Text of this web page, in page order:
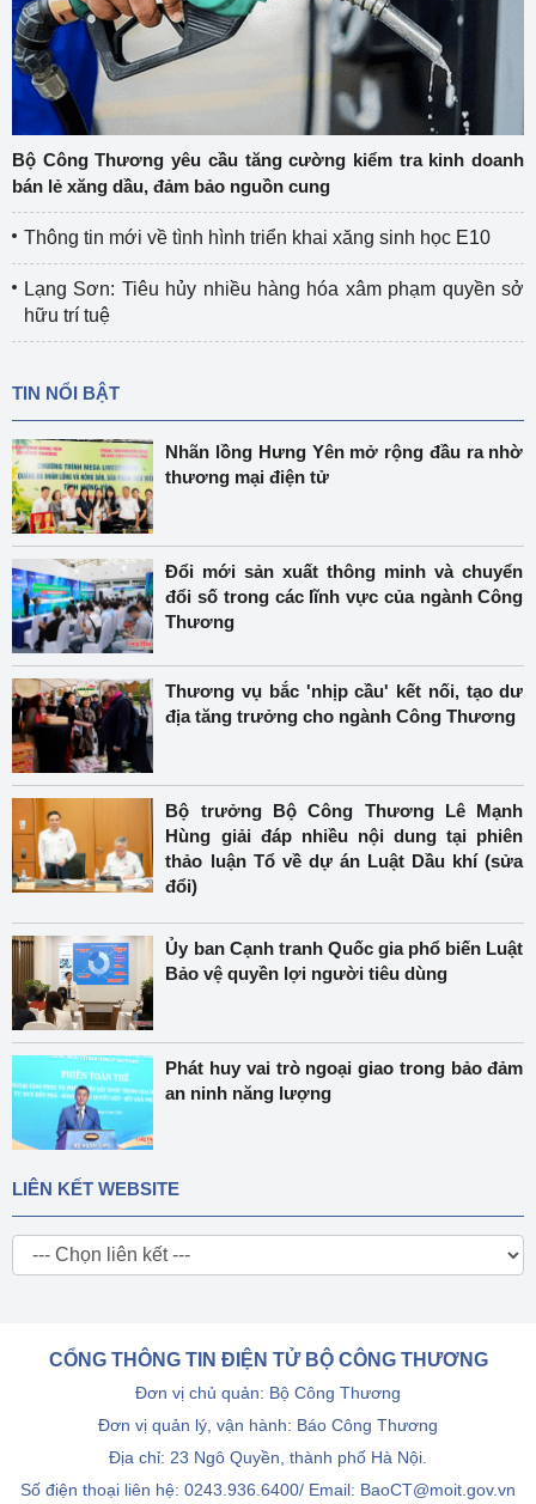
Bộ Công Thương yêu cầu tăng cường kiểm tra kinh doanh
bán lẻ xăng dầu, đảm bảo nguồn cung
Thông tin mới về tình hình triển khai xăng sinh học E10
Lạng Sơn: Tiêu hủy nhiều hàng hóa xâm phạm quyền sở
hữu trí tuệ
TIN NỔI BẬT
Nhãn lồng Hưng Yên mở rộng đầu ra nhờ
thương mại điện tử
Đổi mới sản xuất thông minh và chuyển
đổi số trong các lĩnh vực của ngành Công
Thương
Thương vụ bắc 'nhịp cầu' kết nối, tạo dư
địa tăng trưởng cho ngành Công Thương
Bộ trưởng Bộ Công Thương Lê Mạnh
Hùng giải đáp nhiều nội dung tại phiên
thảo luận Tổ về dự án Luật Dầu khí (sửa
đổi)
Ủy ban Cạnh tranh Quốc gia phổ biến Luật
Bảo vệ quyền lợi người tiêu dùng
Phát huy vai trò ngoại giao trong bảo đảm
an ninh năng lượng
LIÊN KẾT WEBSITE
CỔNG THÔNG TIN ĐIỆN TỬ BỘ CÔNG THƯƠNG
Đơn vị chủ quản: Bộ Công Thương
Đơn vị quản lý, vận hành: Báo Công Thương
Địa chỉ: 23 Ngô Quyền, thành phố Hà Nội.
Số điện thoại liên hệ: 0243.936.6400/ Email: BaoCT@moit.gov.vn